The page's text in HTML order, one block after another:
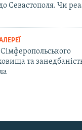
Севастополя. Чи
та